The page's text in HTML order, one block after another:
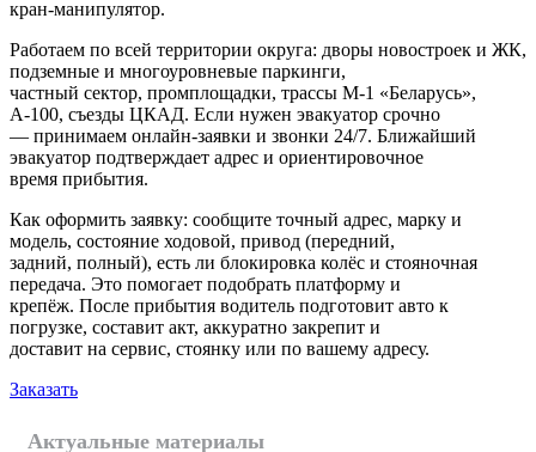
кран-манипулятор.
Работаем по всей территории округа: дворы новостроек и ЖК,
подземные и многоуровневые паркинги,
частный сектор, промплощадки, трассы М‑1 «Беларусь»,
А‑100, съезды ЦКАД. Если нужен эвакуатор срочно
— принимаем онлайн-заявки и звонки 24/7. Ближайший
эвакуатор подтверждает адрес и ориентировочное
время прибытия.
Как оформить заявку: сообщите точный адрес, марку и
модель, состояние ходовой, привод (передний,
задний, полный), есть ли блокировка колёс и стояночная
передача. Это помогает подобрать платформу и
крепёж. После прибытия водитель подготовит авто к
погрузке, составит акт, аккуратно закрепит и
доставит на сервис, стоянку или по вашему адресу.
Заказать
Актуальные материалы